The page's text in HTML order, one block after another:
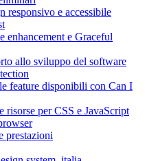
responsivo e accessibile
enhancement e Graceful
allo sviluppo del software
feature disponibili con Can I
risorse per CSS e JavaScript
prestazioni